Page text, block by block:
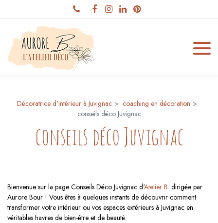
Décoratrice d'intérieur à Juvignac
coaching en décoration
conseils déco Juvignac
conseils déco Juvignac
Bienvenue sur la page Conseils Déco Juvignac d'Atelier B. dirigée par
Aurore Bour ! Vous êtes à quelques instants de découvrir comment
transformer votre intérieur ou vos espaces extérieurs à Juvignac en
véritables havres de bien-être et de beauté.
Panneau de gestion des cookies